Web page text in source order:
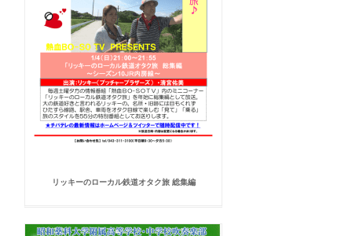
リッキーのローカル鉄道オタク旅 総集編